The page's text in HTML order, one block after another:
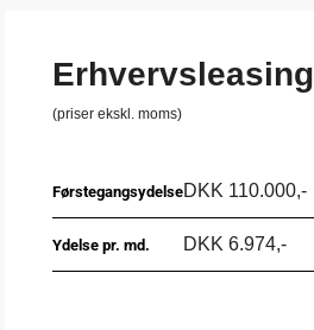
Erhvervsleasing
(priser ekskl. moms)
FørstegangsydelseDKK 110.000,-
Ydelse pr. md. DKK 6.974,-